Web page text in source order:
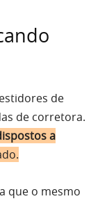
de
de corretora.
a
que o mesmo